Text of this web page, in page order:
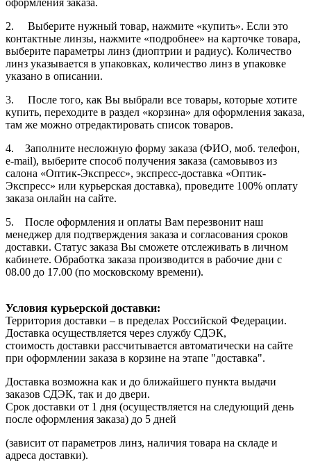
2. Выберите нужный товар, нажмите «купить». Если это
контактные линзы, нажмите «подробнее» на карточке товара,
выберите параметры линз (диоптрии и радиус). Количество
линз указывается в упаковках, количество линз в упаковке
указано в описании.
3. После того, как Вы выбрали все товары, которые хотите
купить, переходите в раздел «корзина» для оформления заказа,
там же можно отредактировать список товаров.
4. Заполните несложную форму заказа (ФИО, моб. телефон,
e-mail), выберите способ получения заказа (самовывоз из
салона «Оптик-Экспресс», экспресс-доставка «Оптик-
Экспресс» или курьерская доставка), проведите 100% оплату
заказа онлайн на сайте.
5. После оформления и оплаты Вам перезвонит наш
менеджер для подтверждения заказа и согласования сроков
доставки. Статус заказа Вы сможете отслеживать в личном
кабинете. Обработка заказа производится в рабочие дни с
08.00 до 17.00 (по московскому времени).
Условия курьерской доставки:
Территория доставки – в пределах Российской Федерации.
Доставка осуществляется через службу СДЭК,
стоимость доставки рассчитывается автоматически на сайте
при оформлении заказа в корзине на этапе "доставка".
Доставка возможна как и до ближайшего пункта выдачи
заказов СДЭК, так и до двери.
Срок доставки от 1 дня (осуществляется на следующий день
после оформления заказа) до 5 дней
(зависит от параметров линз, наличия товара на складе и
адреса доставки).